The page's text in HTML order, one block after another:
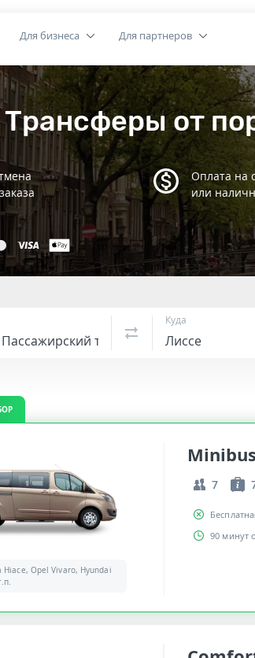
Для бизнеса Для партнеров
Трансферы от
Оплата на
или
Куда
Hiace, Opel Vivaro, Hyundai
7
90 минут